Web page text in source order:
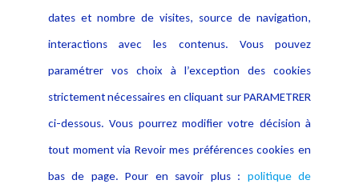
dates et nombre de visites, source de navigation,
interactions avec les contenus. Vous pouvez
paramétrer vos choix à l’exception des cookies
strictement nécessaires en cliquant sur PARAMETRER
ci-dessous. Vous pourrez modifier votre décision à
tout moment via Revoir mes préférences cookies en
bas de page. Pour en savoir plus : politique de